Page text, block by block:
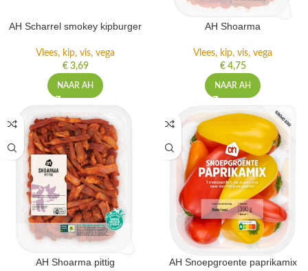
Vlees, kip, vis, vega
€ 3,69
NAAR AH
Vlees, kip, vis, vega
€ 4,75
NAAR AH